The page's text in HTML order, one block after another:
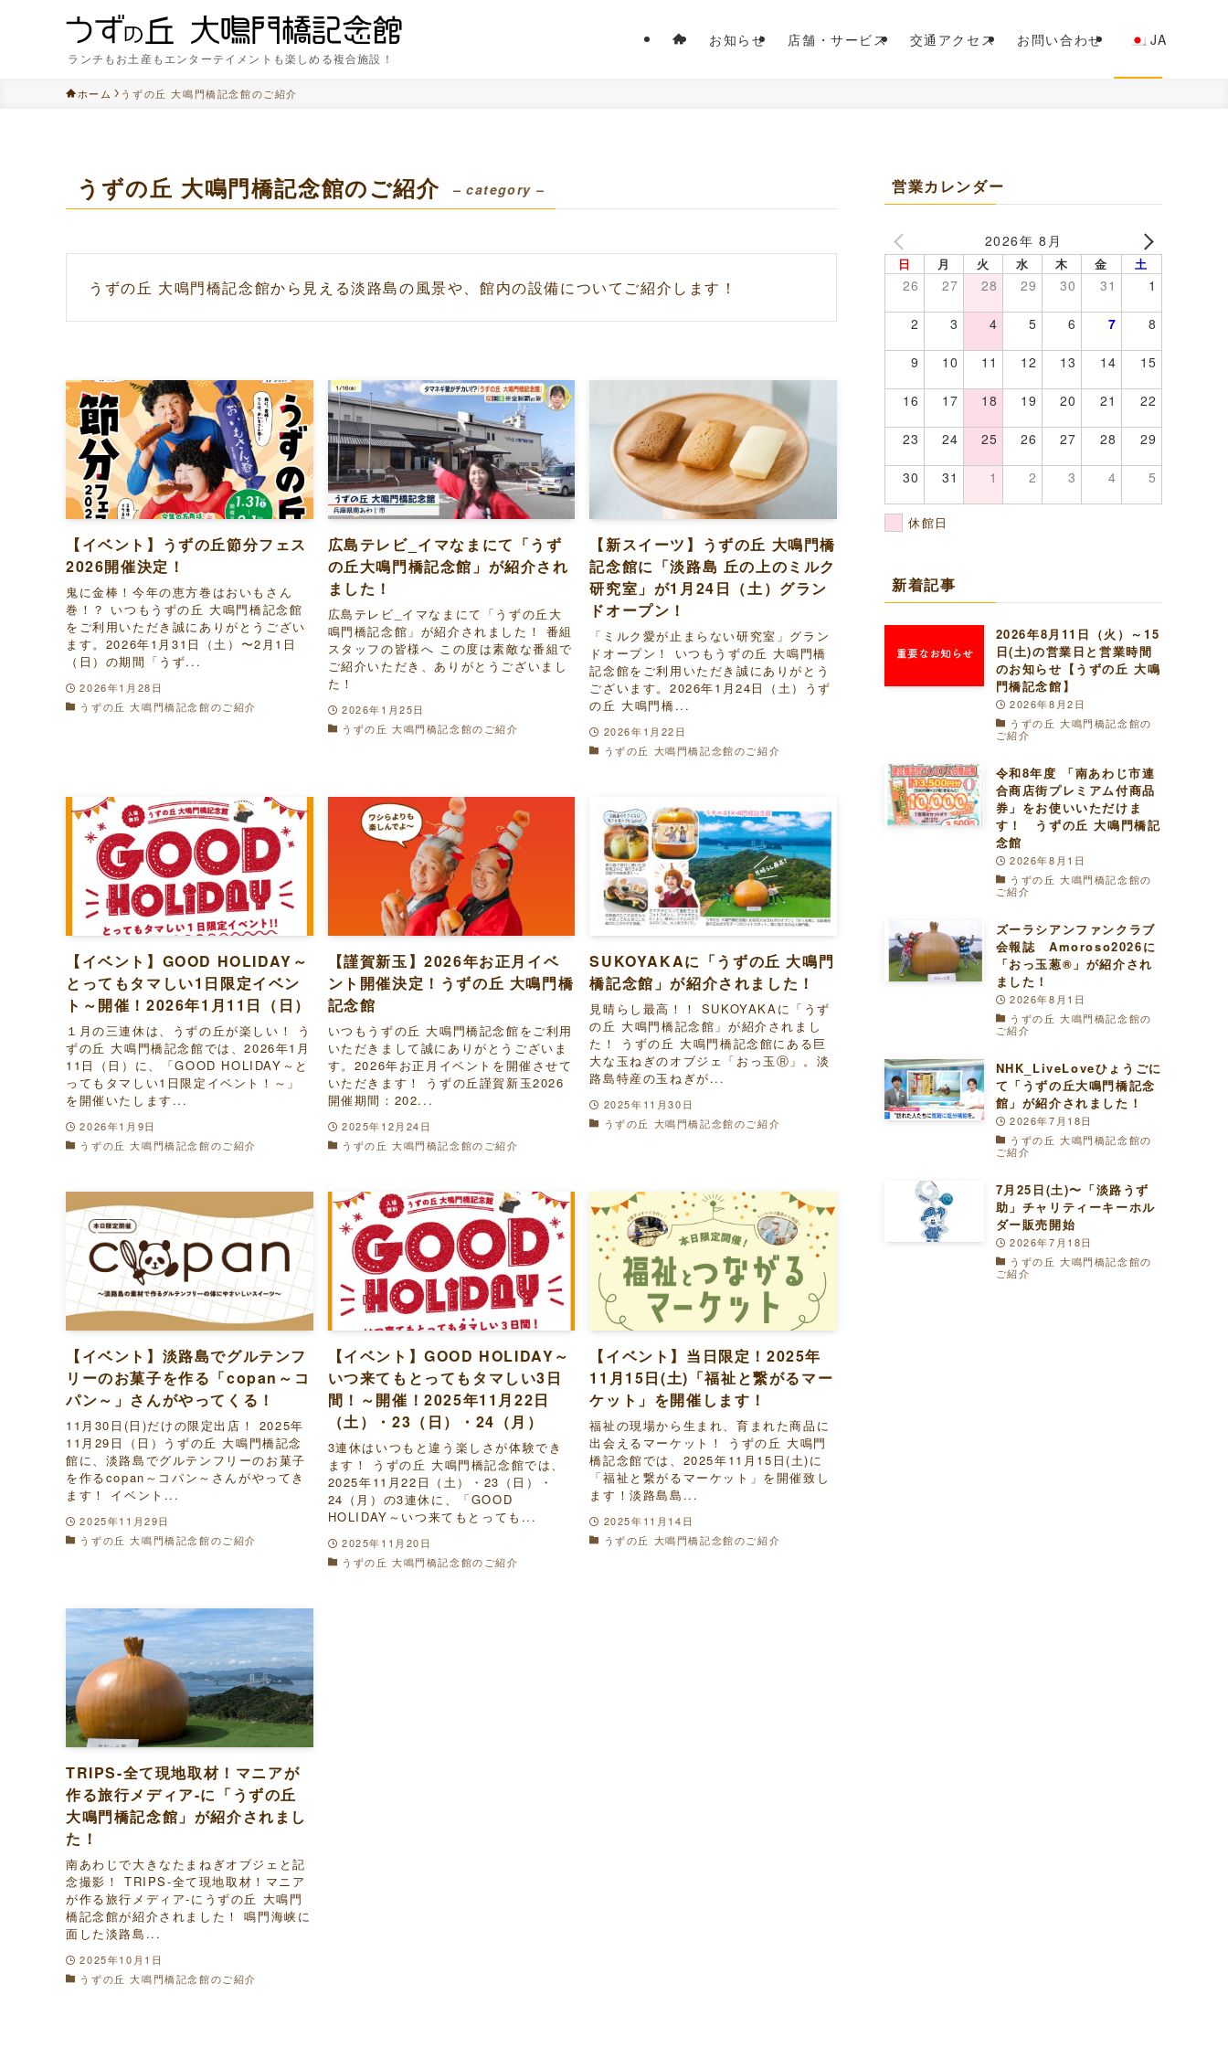
ランチもお土産もエンターテイメントも楽しめる複合施設！
お知らせ 店舗・サービス 交通アクセス お問い合わせ JA
ホーム うずの丘 大鳴門橋記念館のご紹介
うずの丘 大鳴門橋記念館のご紹介 – category –
うずの丘 大鳴門橋記念館から見える淡路島の風景や、館内の設備についてご紹介します！
【イベント】うずの丘節分フェス
2026開催決定！
鬼に金棒！今年の恵方巻はおいもさん
巻！？ いつもうずの丘 大鳴門橋記念館
をご利用いただき誠にありがとうござい
ます。2026年1月31日（土）〜2月1日
（日）の期間「うず...
2026年1月28日
うずの丘 大鳴門橋記念館のご紹介
広島テレビ_イマなまにて「うず
の丘大鳴門橋記念館」が紹介され
ました！
広島テレビ_イマなまにて「うずの丘大
鳴門橋記念館」が紹介されました！ 番組
スタッフの皆様へ この度は素敵な番組で
ご紹介いただき、ありがとうございまし
た！
2026年1月25日
うずの丘 大鳴門橋記念館のご紹介
【新スイーツ】うずの丘 大鳴門橋
記念館に「淡路島 丘の上のミルク
研究室」が1月24日（土）グラン
ドオープン！
「ミルク愛が止まらない研究室」グラン
ドオープン！ いつもうずの丘 大鳴門橋
記念館をご利用いただき誠にありがとう
ございます。2026年1月24日（土）うず
の丘 大鳴門橋...
2026年1月22日
うずの丘 大鳴門橋記念館のご紹介
【イベント】GOOD HOLIDAY～
とってもタマしい1日限定イベン
ト～開催！2026年1月11日（日）
１月の三連休は、うずの丘が楽しい！ う
ずの丘 大鳴門橋記念館では、2026年1月
11日（日）に、「GOOD HOLIDAY～と
ってもタマしい1日限定イベント！～」
を開催いたします...
2026年1月9日
うずの丘 大鳴門橋記念館のご紹介
【謹賀新玉】2026年お正月イベ
ント開催決定！うずの丘 大鳴門橋
記念館
いつもうずの丘 大鳴門橋記念館をご利用
いただきまして誠にありがとうございま
す。2026年お正月イベントを開催させて
いただきます！ うずの丘謹賀新玉2026
開催期間：202...
2025年12月24日
うずの丘 大鳴門橋記念館のご紹介
SUKOYAKAに「うずの丘 大鳴門
橋記念館」が紹介されました！
見晴らし最高！！ SUKOYAKAに「うず
の丘 大鳴門橋記念館」が紹介されまし
た！ うずの丘 大鳴門橋記念館にある巨
大な玉ねぎのオブジェ「おっ玉Ⓡ」。淡
路島特産の玉ねぎが...
2025年11月30日
うずの丘 大鳴門橋記念館のご紹介
【イベント】淡路島でグルテンフ
リーのお菓子を作る「copan～コ
パン～」さんがやってくる！
11月30日(日)だけの限定出店！ 2025年
11月29日（日）うずの丘 大鳴門橋記念
館に、淡路島でグルテンフリーのお菓子
を作るcopan～コパン～さんがやってき
ます！ イベント...
2025年11月29日
うずの丘 大鳴門橋記念館のご紹介
【イベント】GOOD HOLIDAY～
いつ来てもとってもタマしい3日
間！～開催！2025年11月22日
（土）・23（日）・24（月）
3連休はいつもと違う楽しさが体験でき
ます！ うずの丘 大鳴門橋記念館では、
2025年11月22日（土）・23（日）・
24（月）の3連休に、「GOOD
HOLIDAY～いつ来てもとっても...
2025年11月20日
うずの丘 大鳴門橋記念館のご紹介
【イベント】当日限定！2025年
11月15日(土)「福祉と繋がるマー
ケット」を開催します！
福祉の現場から生まれ、育まれた商品に
出会えるマーケット！ うずの丘 大鳴門
橋記念館では、2025年11月15日(土)に
「福祉と繋がるマーケット」を開催致し
ます！淡路島島...
2025年11月14日
うずの丘 大鳴門橋記念館のご紹介
TRIPS-全て現地取材！マニアが
作る旅行メディア-に「うずの丘
大鳴門橋記念館」が紹介されまし
た！
南あわじで大きなたまねぎオブジェと記
念撮影！ TRIPS-全て現地取材！マニア
が作る旅行メディア-にうずの丘 大鳴門
橋記念館が紹介されました！ 鳴門海峡に
面した淡路島...
2025年10月1日
うずの丘 大鳴門橋記念館のご紹介
営業カレンダー
2026年 8月
日 月 火 水 木 金 土
26 27 28 29 30 31 1
2 3 4 5 6 7 8
9 10 11 12 13 14 15
16 17 18 19 20 21 22
23 24 25 26 27 28 29
30 31 1 2 3 4 5
休館日
新着記事
2026年8月11日（火）～15
日(土)の営業日と営業時間
のお知らせ【うずの丘 大鳴
門橋記念館】
2026年8月2日
うずの丘 大鳴門橋記念館の
ご紹介
令和8年度 「南あわじ市連
合商店街プレミアム付商品
券」をお使いいただけま
す！ うずの丘 大鳴門橋記
念館
2026年8月1日
うずの丘 大鳴門橋記念館の
ご紹介
ズーラシアンファンクラブ
会報誌 Amoroso2026に
「おっ玉葱®︎」が紹介され
ました！
2026年8月1日
うずの丘 大鳴門橋記念館の
ご紹介
NHK_LiveLoveひょうごに
て「うずの丘大鳴門橋記念
館」が紹介されました！
2026年7月18日
うずの丘 大鳴門橋記念館の
ご紹介
7月25日(土)〜「淡路うず
助」チャリティーキーホル
ダー販売開始
2026年7月18日
うずの丘 大鳴門橋記念館の
ご紹介